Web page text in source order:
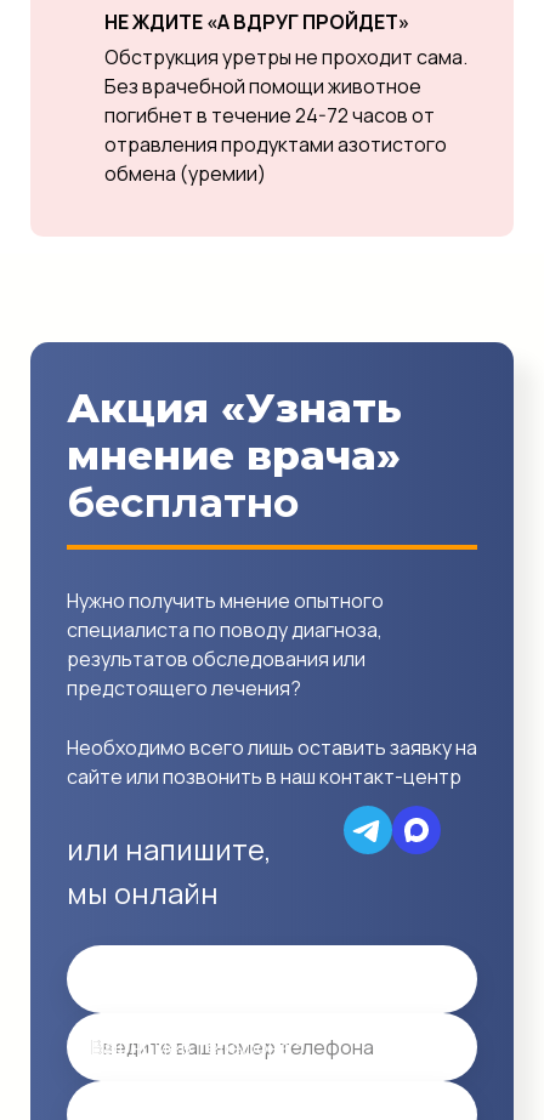
НЕ ЖДИТЕ «А ВДРУГ ПРОЙДЕТ»
Обструкция уретры не проходит сама.
Без врачебной помощи животное
погибнет в течение 24-72 часов от
отравления продуктами азотистого
обмена (уремии)
Акция «Узнать
мнение врача»
бесплатно
Нужно получить мнение опытного
специалиста по поводу диагноза,
результатов обследования или
предстоящего лечения?
Необходимо всего лишь оставить заявку на
сайте или позвонить в наш контакт-центр
или напишите,
мы онлайн
Ваш номер телефона *